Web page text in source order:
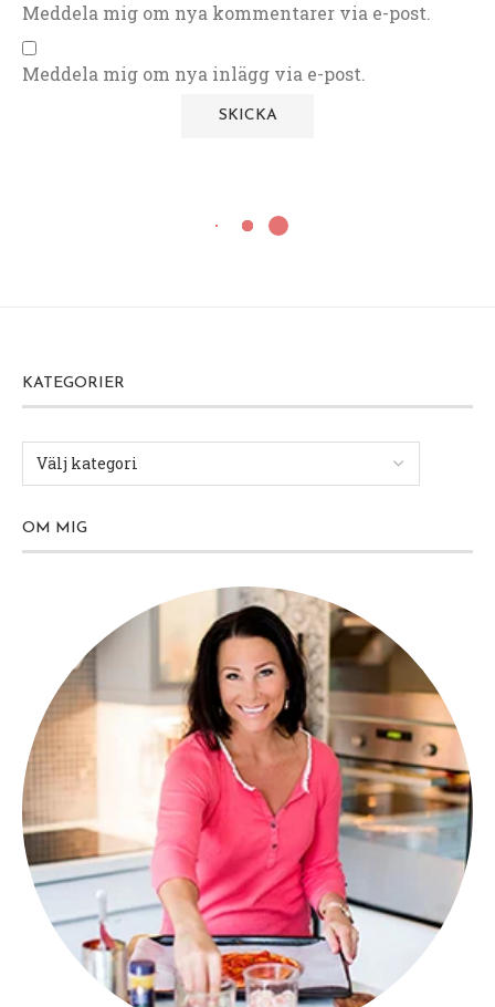
Meddela mig om nya kommentarer via e-post.
Meddela mig om nya inlägg via e-post.
KATEGORIER
OM MIG